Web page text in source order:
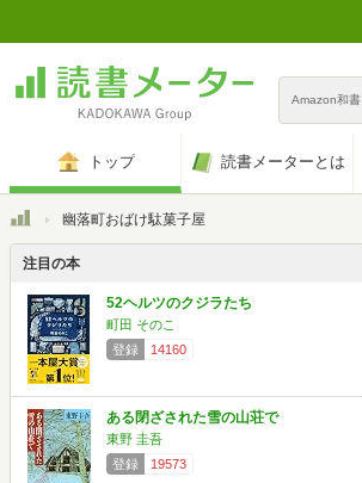
Amazon和書
トップ 読書メーターとは
トップ幽落町おばけ駄菓子屋
注目の本
52ヘルツのクジラたち
町田 そのこ
登録
14160
ある閉ざされた雪の山荘で
東野 圭吾
登録
19573